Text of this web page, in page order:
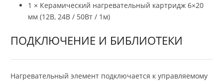
1 × Керамический нагревательный картридж 6×20
мм (12В, 24В / 50Вт / 1м)
ПОДКЛЮЧЕНИЕ И БИБЛИОТЕКИ
Нагревательный элемент подключается к управляемому